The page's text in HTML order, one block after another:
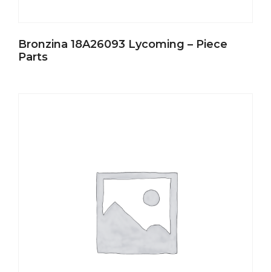
Bronzina 18A26093 Lycoming – Piece
Parts